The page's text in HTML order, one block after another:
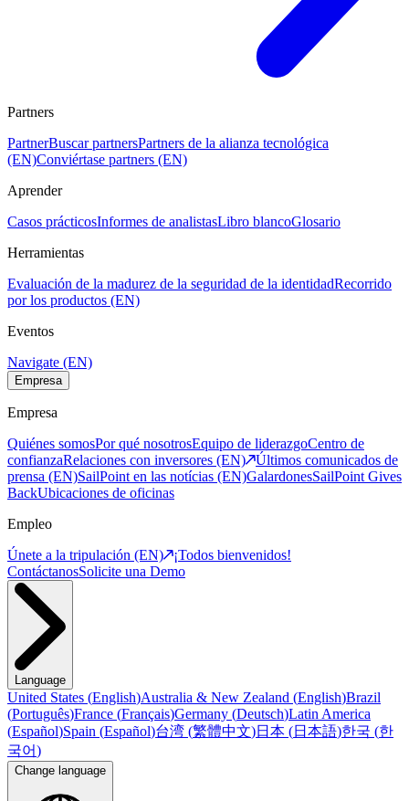
Partners
PartnerBuscar partnersPartners de la alianza tecnológica
(EN)Conviértase partners (EN)
Aprender
Casos prácticosInformes de analistasLibro blancoGlosario
Herramientas
Evaluación de la madurez de la seguridad de la identidadRecorrido
por los productos (EN)
Eventos
Navigate (EN)
Empresa
Empresa
Quiénes somosPor qué nosotrosEquipo de liderazgoCentro de
confianzaRelaciones con inversores (EN)
Últimos comunicados de
prensa (EN)SailPoint en las notícias (EN)GalardonesSailPoint Gives
BackUbicaciones de oficinas
Empleo
Únete a la tripulación (EN)
¡Todos bienvenidos!
ContáctanosSolicite una Demo
Language
United States (English)Australia & New Zealand (English)Brazil
(Português)France (Français)Germany (Deutsch)Latin America
(Español)Spain (Español)台湾 (繁體中文)日本 (日本語)한국 (한
국어)
Change language